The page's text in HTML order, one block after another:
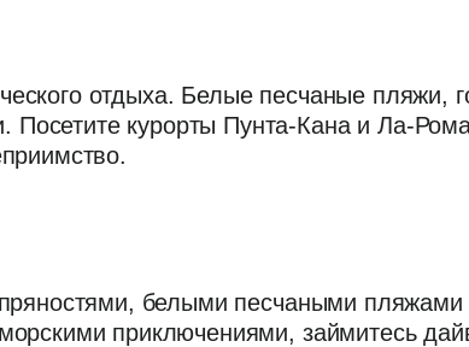
отдыха. Белые песчаные пляжи,
курорты Пунта-Кана и Ла-
белыми песчаными
приключениями, займитесь